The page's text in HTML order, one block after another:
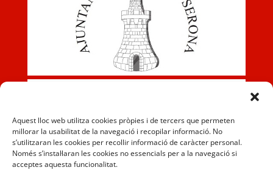
Aquest lloc web utilitza cookies pròpies i de tercers que permeten
millorar la usabilitat de la navegació i recopilar informació. No
s’utilitzaran les cookies per recollir informació de caràcter personal.
Només s’instal·laran les cookies no essencials per a la navegació si
acceptes aquesta funcionalitat.